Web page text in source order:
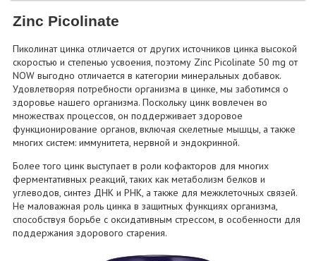
Zinc Picolinate
Пиколинат цинка отличается от других источников цинка высокой
скоростью и степенью усвоения, поэтому Zinc Picolinate 50 mg от
NOW выгодно отличается в категории минеральных добавок.
Удовлетворяя потребности организма в цинке, мы заботимся о
здоровье нашего организма. Поскольку цинк вовлечен во
множествах процессов, он поддерживает здоровое
функционирование органов, включая скелетные мышцы, а также
многих систем: иммунитета, нервной и эндокринной.
Более того цинк выступает в роли кофакторов для многих
ферментативных реакций, таких как метаболизм белков и
углеводов, синтез ДНК и РНК, а также для межклеточных связей.
Не маловажная роль цинка в защитных функциях организма,
способствуя борьбе с оксидативным стрессом, в особенности для
поддержания здорового старения.